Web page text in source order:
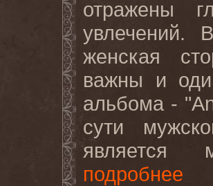
отражены
увлечений.
женская
важны и
альбома - "
сути
является
подробнее